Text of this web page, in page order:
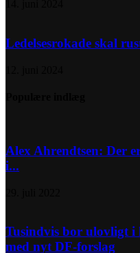
Ledelsesrokade skal
Alex Ahrendtsen: Der
i...
Tusindvis bor ulovligt i
med nyt DF-forslag